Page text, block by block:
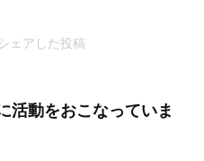
ェアした投稿
活動をおこなっていま